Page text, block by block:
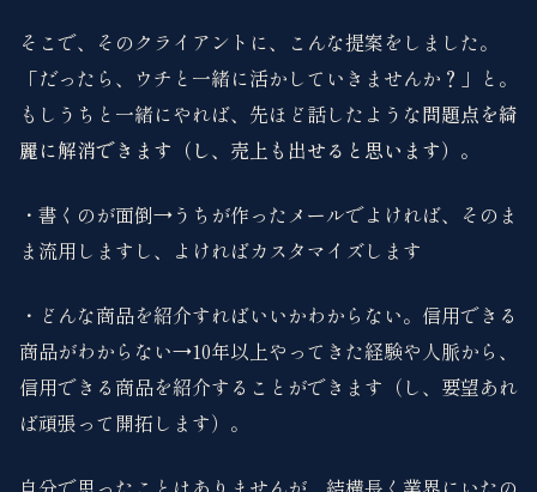
そこで、そのクライアントに、こんな提案をしました。
「だったら、ウチと一緒に活かしていきませんか？」と。
もしうちと一緒にやれば、先ほど話したような問題点を綺
麗に解消できます（し、売上も出せると思います）。
・書くのが面倒→うちが作ったメールでよければ、そのま
ま流用しますし、よければカスタマイズします
・どんな商品を紹介すればいいかわからない。信用できる
商品がわからない→10年以上やってきた経験や人脈から、
信用できる商品を紹介することができます（し、要望あれ
ば頑張って開拓します）。